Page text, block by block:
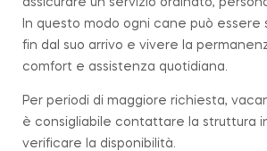
In questo modo ogni cane può essere
fin dal suo arrivo e vivere la
comfort e assistenza quotidiana.
Per periodi di maggiore richiesta,
è consigliabile contattare la struttura
verificare la disponibilità.